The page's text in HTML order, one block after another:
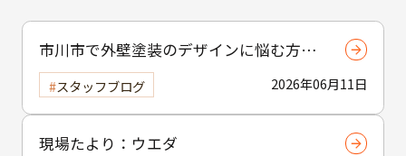
市川市で外壁塗装のデザインに悩む方へ
｜ 色選びの失敗を防ぐポイント
2026年06月11日
スタッフブログ
現場たより：ウエダ